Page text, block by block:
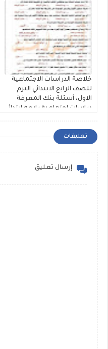
خلاصة الدراسات الاجتماعية
للصف الرابع الابتدائي الترم
الاول، أسئلة بنك المعرفة
دراسات اجتماعية رابعة ابتدائي
تعليقات
إرسال تعليق